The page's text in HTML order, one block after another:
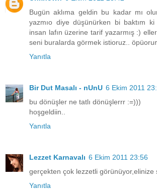
Bugün aklıma geldin bu kadar mı
yazmıo diye düşünürken bi baktım ki
insan lafın üzerine tarif yazarmış :)
seni buralarda görmek istioruz..
Yanıtla
Bir Dut Masalı - nUnU 6 Ekim 2011
bu dönüşler ne tatlı dönüşlerrr :=)))
hoşgeldiin..
Yanıtla
Lezzet Karnavalı 6 Ekim 2011 23:56
gerçekten çok lezzetli görünüyor,elinize
Yanıtla